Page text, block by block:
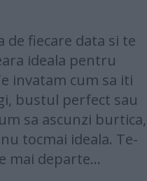
de fiecare data si te
ideala pentru
invatam cum sa iti
bustul perfect sau
sa ascunzi burtica,
tocmai ideala. Te-
mai departe...